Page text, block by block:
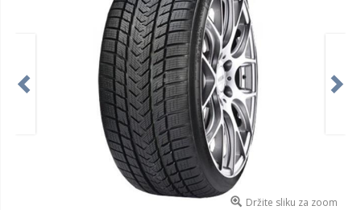
Držite sliku za zoom